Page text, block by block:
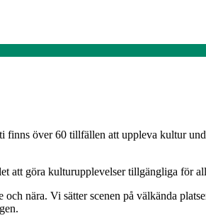
finns över 60 tillfällen att uppleva kultur
att göra kulturupplevelser tillgängliga för
nära. Vi sätter scenen på välkända